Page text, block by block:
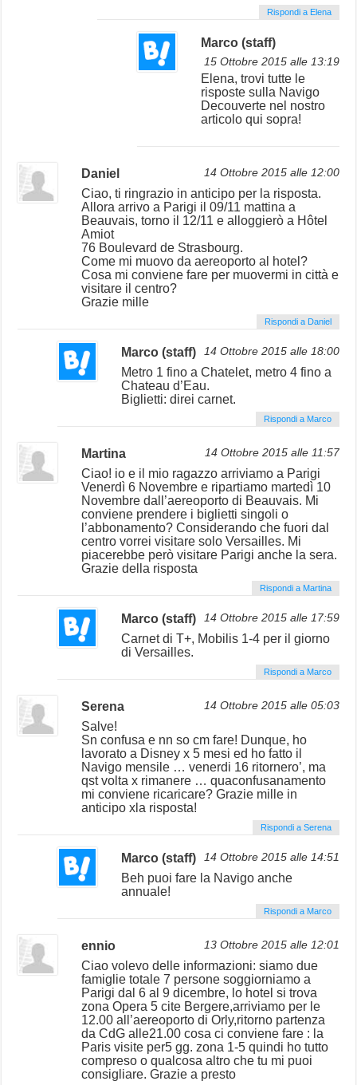
Rispondi a Elena
Marco (staff)
15 Ottobre 2015 alle 13:19
Elena, trovi tutte le
risposte sulla Navigo
Decouverte nel nostro
articolo qui sopra!
Daniel 14 Ottobre 2015 alle 12:00
Ciao, ti ringrazio in anticipo per la risposta.
Allora arrivo a Parigi il 09/11 mattina a
Beauvais, torno il 12/11 e alloggierò a Hôtel
Amiot
76 Boulevard de Strasbourg.
Come mi muovo da aereoporto al hotel?
Cosa mi conviene fare per muovermi in città e
visitare il centro?
Grazie mille
Rispondi a Daniel
Marco (staff) 14 Ottobre 2015 alle 18:00
Metro 1 fino a Chatelet, metro 4 fino a
Chateau d’Eau.
Biglietti: direi carnet.
Rispondi a Marco
Martina 14 Ottobre 2015 alle 11:57
Ciao! io e il mio ragazzo arriviamo a Parigi
Venerdì 6 Novembre e ripartiamo martedì 10
Novembre dall’aereoporto di Beauvais. Mi
conviene prendere i biglietti singoli o
l’abbonamento? Considerando che fuori dal
centro vorrei visitare solo Versailles. Mi
piacerebbe però visitare Parigi anche la sera.
Grazie della risposta
Rispondi a Martina
Marco (staff) 14 Ottobre 2015 alle 17:59
Carnet di T+, Mobilis 1-4 per il giorno
di Versailles.
Rispondi a Marco
Serena 14 Ottobre 2015 alle 05:03
Salve!
Sn confusa e nn so cm fare! Dunque, ho
lavorato a Disney x 5 mesi ed ho fatto il
Navigo mensile … venerdi 16 ritornero’, ma
qst volta x rimanere … quaconfusanamento
mi conviene ricaricare? Grazie mille in
anticipo xla risposta!
Rispondi a Serena
Marco (staff) 14 Ottobre 2015 alle 14:51
Beh puoi fare la Navigo anche
annuale!
Rispondi a Marco
ennio 13 Ottobre 2015 alle 12:01
Ciao volevo delle informazioni: siamo due
famiglie totale 7 persone soggiorniamo a
Parigi dal 6 al 9 dicembre, lo hotel si trova
zona Opera 5 cite Bergere,arriviamo per le
12.00 all’aereoporto di Orly,ritorno partenza
da CdG alle21.00 cosa ci conviene fare : la
Paris visite per5 gg. zona 1-5 quindi ho tutto
compreso o qualcosa altro che tu mi puoi
consigliare. Grazie a presto